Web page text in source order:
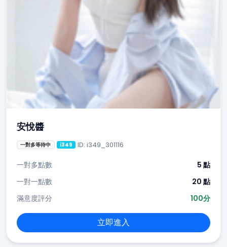
安悅醬
一對多等待中 i349 ID: i349_301116
一對多點數
5 點
一對一點數
20 點
滿意度評分
100分
立即進入